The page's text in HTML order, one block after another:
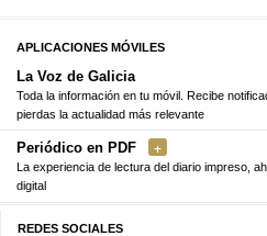
APLICACIONES MÓVILES
La Voz de Galicia
Toda la información en tu móvil. Recibe
pierdas la actualidad más relevante
Periódico en PDF
La experiencia de lectura del diario impreso,
digital
REDES SOCIALES